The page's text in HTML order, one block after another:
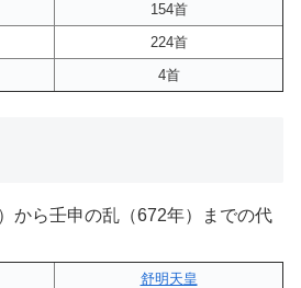
154首
224首
4首
から壬申の乱（672年）までの代
舒明天皇